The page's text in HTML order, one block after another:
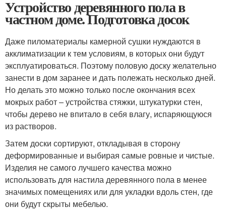
Устройство деревянного пола в
частном доме. Подготовка досок
Даже пиломатериалы камерной сушки нуждаются в
акклиматизации к тем условиям, в которых они будут
эксплуатироваться. Поэтому половую доску желательно
занести в дом заранее и дать полежать несколько дней.
Но делать это можно только после окончания всех
мокрых работ – устройства стяжки, штукатурки стен,
чтобы дерево не впитало в себя влагу, испаряющуюся
из растворов.
Затем доски сортируют, откладывая в сторону
деформированные и выбирая самые ровные и чистые.
Изделия не самого лучшего качества можно
использовать для настила деревянного пола в менее
значимых помещениях или для укладки вдоль стен, где
они будут скрыты мебелью.